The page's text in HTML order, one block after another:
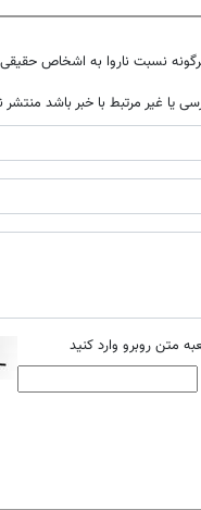
نسبت ناروا به اشخاص
یا غیر مرتبط با خبر باشد
متن روبرو وارد کنید